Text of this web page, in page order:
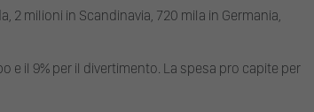
2 milioni in Scandinavia, 720 mila in Germania,
e il 9% per il divertimento. La spesa pro capite per